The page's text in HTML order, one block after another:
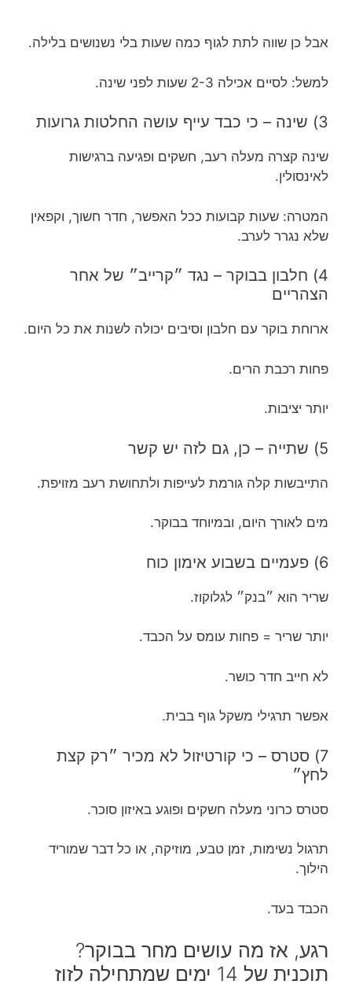
אבל כן שווה לתת לגוף כמה שעות בלי נשנושים בלילה.
למשל: לסיים אכילה 2-3 שעות לפני שינה.
3) שינה – כי כבד עייף עושה החלטות גרועות
שינה קצרה מעלה רעב, חשקים ופגיעה ברגישות
לאינסולין.
המטרה: שעות קבועות ככל האפשר, חדר חשוך, וקפאין
שלא נגרר לערב.
4) חלבון בבוקר – נגד ״קרייב״ של אחר
הצהריים
ארוחת בוקר עם חלבון וסיבים יכולה לשנות את כל היום.
פחות רכבת הרים.
יותר יציבות.
5) שתייה – כן, גם לזה יש קשר
התייבשות קלה גורמת לעייפות ולתחושת רעב מזויפת.
מים לאורך היום, ובמיוחד בבוקר.
6) פעמיים בשבוע אימון כוח
שריר הוא ״בנק״ לגלוקוז.
יותר שריר = פחות עומס על הכבד.
לא חייב חדר כושר.
אפשר תרגילי משקל גוף בבית.
7) סטרס – כי קורטיזול לא מכיר ״רק קצת
לחץ״
סטרס כרוני מעלה חשקים ופוגע באיזון סוכר.
תרגול נשימות, זמן טבע, מוזיקה, או כל דבר שמוריד
הילוך.
הכבד בעד.
רגע, אז מה עושים מחר בבוקר?
תוכנית של 14 ימים שמתחילה לזוז